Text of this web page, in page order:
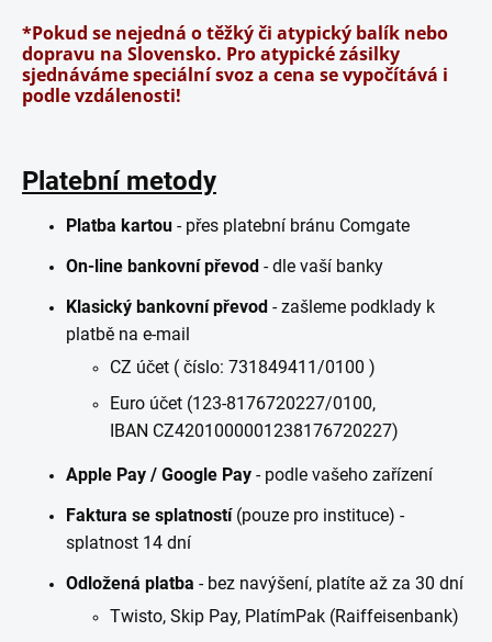
*Pokud se nejedná o těžký či atypický balík nebo
dopravu na Slovensko. Pro atypické zásilky
sjednáváme speciální svoz a cena se vypočítává i
podle vzdálenosti!
Platební metody
Platba kartou - přes platební bránu Comgate
On-line bankovní převod - dle vaší banky
Klasický bankovní převod - zašleme podklady k
platbě na e-mail
CZ účet ( číslo: 731849411/0100 )
Euro účet (123-8176720227/0100,
IBAN CZ4201000001238176720227)
Apple Pay / Google Pay - podle vašeho zařízení
Faktura se splatností(pouze pro instituce) -
splatnost 14 dní
Odložená platba - bez navýšení, platíte až za 30 dní
Twisto, Skip Pay, PlatímPak (Raiffeisenbank)